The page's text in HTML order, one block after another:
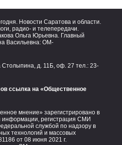
Новости Саратова и области.
радио- и телепередачи.
Ольга Юрьевна. Главный
Васильевна: OM-
д. 11Б, оф. 27 тел.: 23-
ссылка на «Общественное
мнение» зарегистрировано в
информации, регистрация СМИ
службой по надзору в
технологий и массовых
от 08 июня 2021 г.